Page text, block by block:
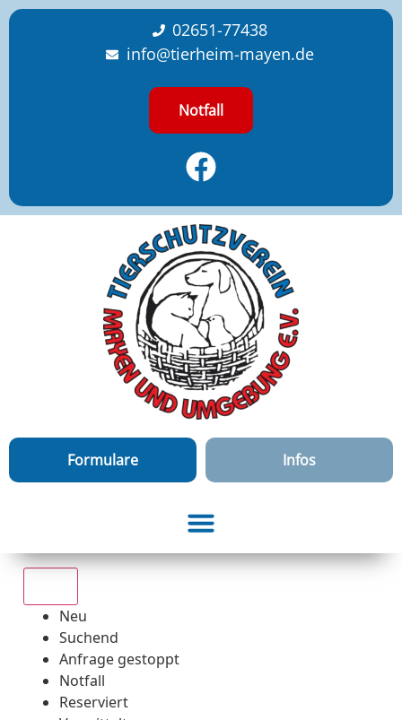
content
02651-77438
info@tierheim-mayen.de
Notfall
Formulare Infos
Neu
Suchend
Anfrage gestoppt
Notfall
Reserviert